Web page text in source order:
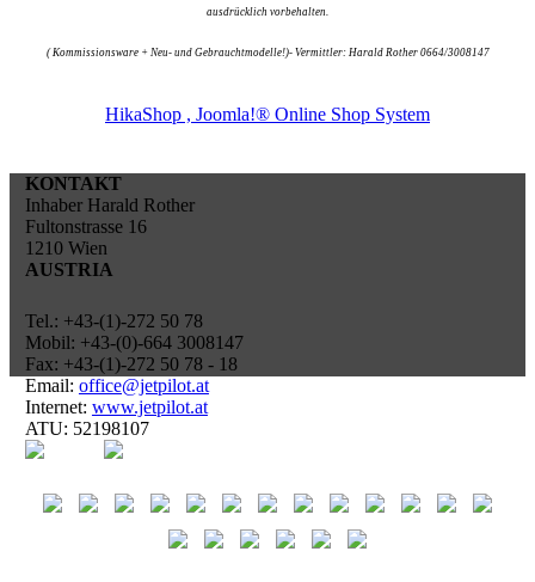
ausdrücklich vorbehalten.
( Kommissionsware + Neu- und Gebrauchtmodelle!)- Vermittler: Harald Rother 0664/3008147
HikaShop , Joomla!® Online Shop System
KONTAKT
Inhaber Harald Rother
Fultonstrasse 16
1210 Wien
AUSTRIA
Tel.: +43-(1)-272 50 78
Mobil: +43-(0)-664 3008147
Fax: +43-(1)-272 50 78 - 18
Email: office@jetpilot.at
Internet: www.jetpilot.at
ATU: 52198107